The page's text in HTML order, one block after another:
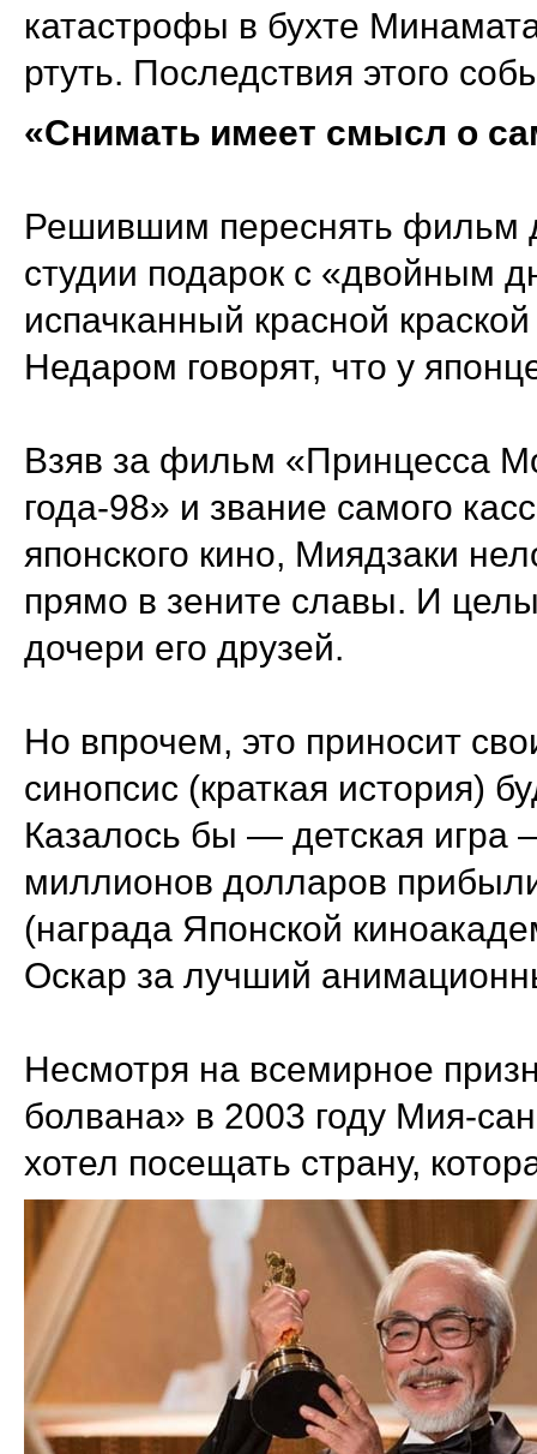
катастрофы в бухте
ртуть. Последствия этого
«Снимать имеет смысл о
Решившим переснять фильм
студии подарок с «двойным
испачканный красной
Недаром говорят, что у
Взяв за фильм «Принцесса
года-98» и звание самого
японского кино, Миядзаки
прямо в зените славы. И
дочери его друзей.
Но впрочем, это приносит
синопсис (краткая история)
Казалось бы — детская игра
миллионов долларов
(награда Японской
Оскар за лучший
Несмотря на всемирное
болвана» в 2003 году Мия-
хотел посещать страну,